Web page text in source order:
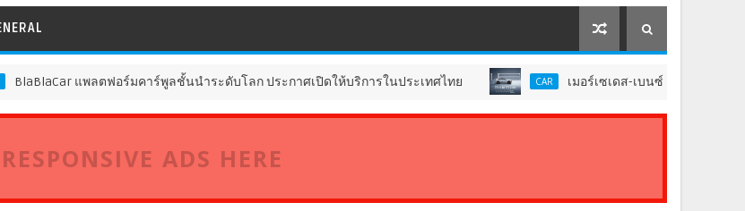
แพลตฟอร์มคาร์พูลชั้นนำระดับโลก ประกาศเปิดให้บริการในประเทศไทย CAR เมอร์เซเดส-เบนซ์ เผยยอดขายครึ่งปีแรก
RESPONSIVE ADS HERE